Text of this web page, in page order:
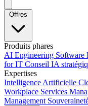
Offres
Produits phares
AI Engineering Software
for IT Conseil IA
Expertises
Intelligence Artificielle
Workplace Services
Management